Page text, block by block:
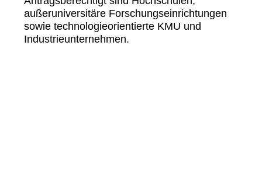
außeruniversitäre Forschungseinrichtungen
sowie technologieorientierte KMU und
Industrieunternehmen.